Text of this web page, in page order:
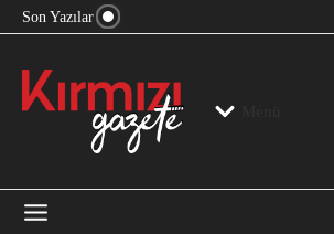
İçeriğe atla
Son Yazılar
“Mutlak Butlan” ve Bir Kez